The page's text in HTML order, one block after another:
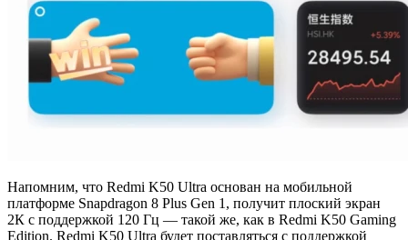
Напомним, что Redmi K50 Ultra основан на мобильной
платформе Snapdragon 8 Plus Gen 1, получит плоский экран
2К с поддержкой 120 Гц — такой же, как в Redmi K50 Gaming
Edition. Redmi K50 Ultra будет поставляться с поддержкой